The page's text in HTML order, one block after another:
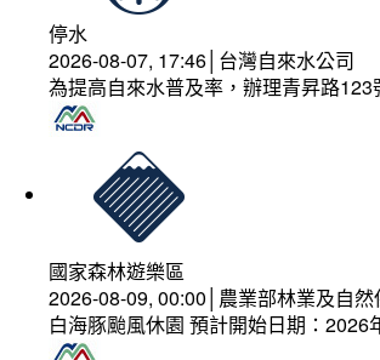
停水
2026-08-07, 17:46│台灣自來水公司
為提高自來水普及率，辦理青昇路
國家森林遊樂區
2026-08-09, 00:00│農業部林業及自然
白海豚颱風休園 預計開始日期：